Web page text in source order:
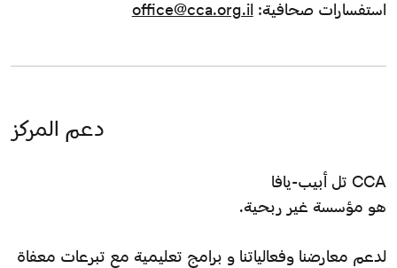
استفسارات صحافية: office@cca.org.il
دعم المركز
CCA تل أبيب-يافا
هو مؤسسة غير ربحية.
لدعم معارضنا وفعالياتنا و برامج تعليمية مع تبرعات معفاة